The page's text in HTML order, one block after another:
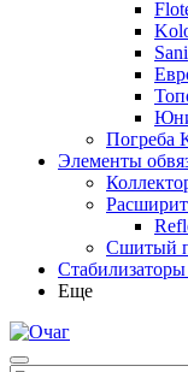
Sani
Погреба
Элементы
Сшитый
Еще